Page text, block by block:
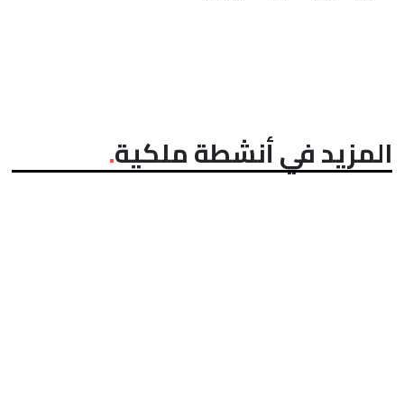
المزيد في أنشطة ملكية